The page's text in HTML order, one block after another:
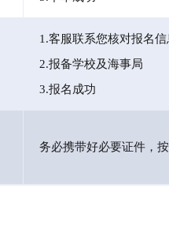
1.客服联系您核对报名
2.报备学校及海事局
3.报名成功
务必携带好必要证件，